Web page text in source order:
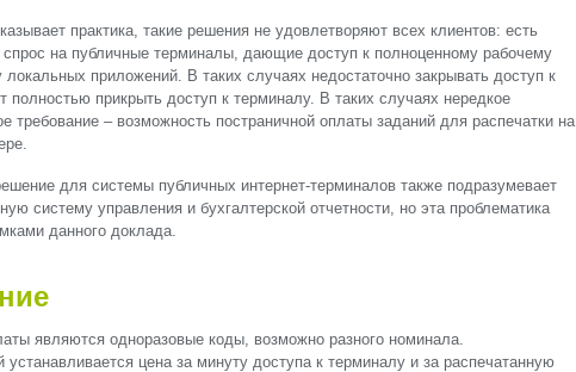
практика, такие решения не удовлетворяют всех клиентов: есть
на публичные терминалы, дающие доступ к полноценному рабочему
локальных приложений. В таких случаях недостаточно закрывать доступ к
полностью прикрыть доступ к терминалу. В таких случаях нередкое
требование – возможность постраничной оплаты заданий для распечатки на
для системы публичных интернет-терминалов также подразумевает
систему управления и бухгалтерской отчетности, но эта проблематика
данного доклада.
являются одноразовые коды, возможно разного номинала.
устанавливается цена за минуту доступа к терминалу и за распечатанную